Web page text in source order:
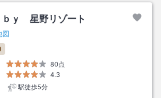
ｙ 星野リゾート
図
80点
4.3
駅徒歩5分